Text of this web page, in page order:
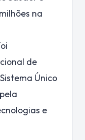
na
de
Único
e